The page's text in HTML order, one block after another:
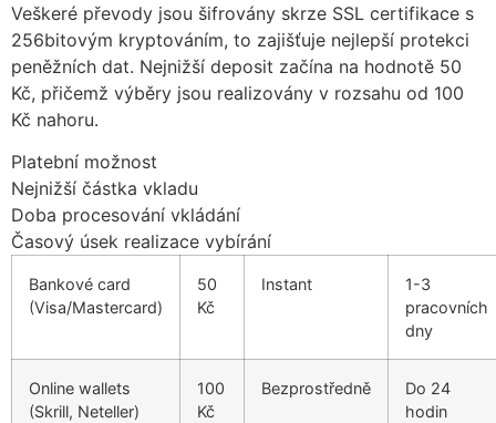
panel
panel
Hacklink
satın al
panel
panel
Veškeré převody jsou šifrovány skrze SSL certifikace s
256bitovým kryptováním, to zajišťuje nejlepší protekci
peněžních dat. Nejnižší deposit začína na hodnotě 50
Kč, přičemž výběry jsou realizovány v rozsahu od 100
Kč nahoru.
Platební možnost
Nejnižší částka vkladu
Doba procesování vkládání
Časový úsek realizace vybírání
Bankové card
(Visa/Mastercard)
50
Kč
Instant
1-3
pracovních
dny
Online wallets
(Skrill, Neteller)
100
Kč
Bezprostředně
Do 24
hodin